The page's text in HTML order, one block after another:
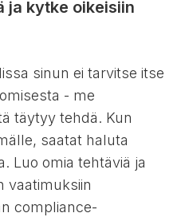
ja kytke oikeisiin
sinun ei tarvitse itse
- me
täytyy tehdä. Kun
saatat haluta
Luo omia tehtäviä ja
vaatimuksiin
compliance-